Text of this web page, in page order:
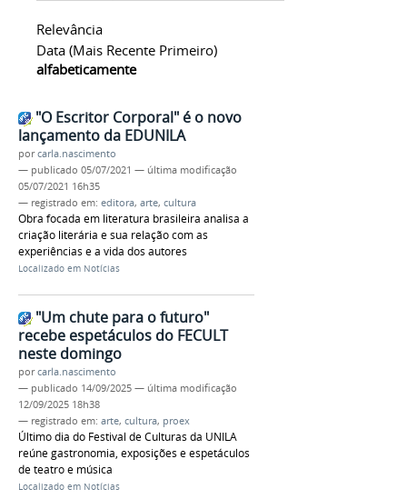
Relevância
Data (mais Recente Primeiro)
alfabeticamente
"O Escritor Corporal" é o novo
lançamento da EDUNILA
porcarla.nascimento
— publicado 05/07/2021 — última modificação
05/07/2021 16h35
— registrado em: editora, arte, cultura
Obra focada em literatura brasileira analisa a
criação literária e sua relação com as
experiências e a vida dos autores
Localizado em Notícias
"Um chute para o futuro"
recebe espetáculos do FECULT
neste domingo
porcarla.nascimento
— publicado 14/09/2025 — última modificação
12/09/2025 18h38
— registrado em: arte, cultura, proex
Último dia do Festival de Culturas da UNILA
reúne gastronomia, exposições e espetáculos
de teatro e música
Localizado em Notícias